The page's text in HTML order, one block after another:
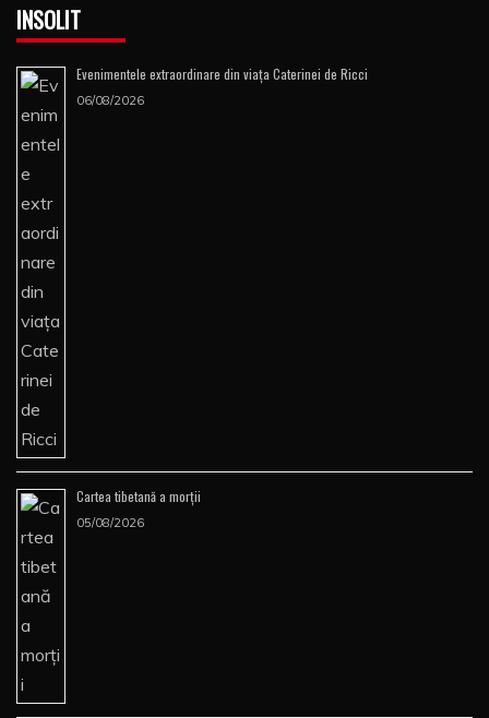
INSOLIT
Evenimentele extraordinare din viața Caterinei de Ricci
06/08/2026
Cartea tibetană a morţii
05/08/2026